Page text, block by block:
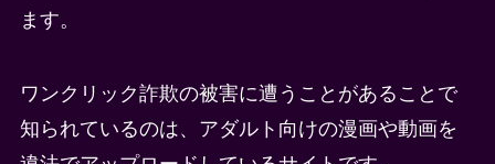
ます。
ワンクリック詐欺の被害に遭うことがあることで
知られているのは、アダルト向けの漫画や動画を